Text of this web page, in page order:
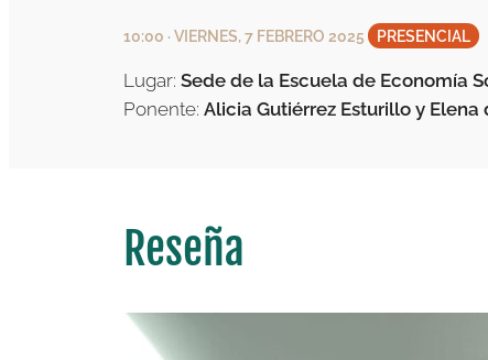
10:00 · VIERNES, 7 FEBRERO 2025 PRESENCIAL
Lugar: Sede de la Escuela de Economía
Ponente: Alicia Gutiérrez Esturillo y
Reseña